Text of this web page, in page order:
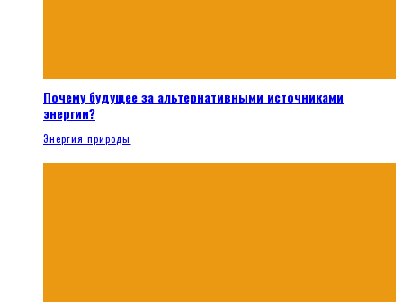
Почему будущее за альтернативными источниками
энергии?
Энергия природы